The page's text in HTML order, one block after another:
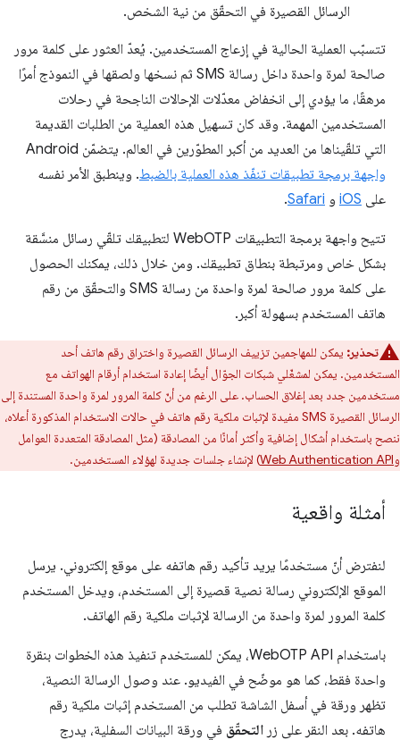
الرسائل القصيرة في التحقّق من نية الشخص.
تتسبّب العملية الحالية في إزعاج المستخدمين. يُعدّ العثور على كلمة مرور
صالحة لمرة واحدة داخل رسالة SMS ثم نسخها ولصقها في النموذج أمرًا
مرهقًا، ما يؤدي إلى انخفاض معدّلات الإحالات الناجحة في رحلات
المستخدمين المهمة. وقد كان تسهيل هذه العملية من الطلبات القديمة
التي تلقّيناها من العديد من أكبر المطوّرين في العالم. يتضمّن Android
واجهة برمجة تطبيقات تنفّذ هذه العملية بالضبط. وينطبق الأمر نفسه
على iOS و Safari
.
تتيح واجهة برمجة التطبيقات WebOTP لتطبيقك تلقّي رسائل منسَّقة
بشكل خاص ومرتبطة بنطاق تطبيقك. ومن خلال ذلك، يمكنك الحصول
على كلمة مرور صالحة لمرة واحدة من رسالة SMS والتحقّق من رقم
هاتف المستخدم بسهولة أكبر.
تحذير: يمكن للمهاجمين تزييف الرسائل القصيرة واختراق رقم هاتف أحد
المستخدمين. يمكن لمشغّلي شبكات الجوّال أيضًا إعادة استخدام أرقام الهواتف مع
مستخدمين جدد بعد إغلاق الحساب. على الرغم من أنّ كلمة المرور لمرة واحدة المستندة إلى
الرسائل القصيرة SMS مفيدة لإثبات ملكية رقم هاتف في حالات الاستخدام المذكورة أعلاه،
ننصح باستخدام أشكال إضافية وأكثر أمانًا من المصادقة (مثل المصادقة المتعددة العوامل
وWeb Authentication API) لإنشاء جلسات جديدة لهؤلاء المستخدمين.
أمثلة واقعية
لنفترض أنّ مستخدمًا يريد تأكيد رقم هاتفه على موقع إلكتروني. يرسل
الموقع الإلكتروني رسالة نصية قصيرة إلى المستخدم، ويدخل المستخدم
كلمة المرور لمرة واحدة من الرسالة لإثبات ملكية رقم الهاتف.
باستخدام WebOTP API، يمكن للمستخدم تنفيذ هذه الخطوات بنقرة
واحدة فقط، كما هو موضّح في الفيديو. عند وصول الرسالة النصية،
تظهر ورقة في أسفل الشاشة تطلب من المستخدم إثبات ملكية رقم
هاتفه. بعد النقر على زر التحقّق في ورقة البيانات السفلية، يدرج